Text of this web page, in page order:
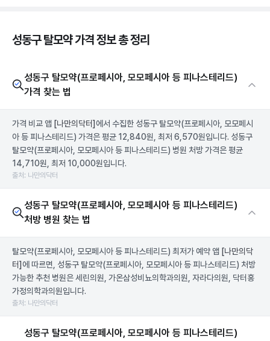
성동구 탈모약 가격 정보 총 정리
성동구 탈모약(프로페시아, 모모페시아 등 피나스테리드)
가격 찾는 법
가격 비교 앱 [나만의닥터] 에서 수집한 성동구 탈모약(프로페시아, 모모페시
아 등 피나스테리드) 가격은 평균 12,840원, 최저 6,570원입니다. 성동구
탈모약(프로페시아, 모모페시아 등 피나스테리드) 병원 처방 가격은 평균
14,710원, 최저 10,000원입니다.
출처: 나만의닥터
성동구 탈모약(프로페시아, 모모페시아 등 피나스테리드)
처방 병원 찾는 법
탈모약(프로페시아, 모모페시아 등 피나스테리드) 최저가 예약 앱 [나만의닥
터] 에 따르면, 성동구 탈모약(프로페시아, 모모페시아 등 피나스테리드) 처방
가능한 추천 병원은 세린의원, 가온삼성비뇨의학과의원, 자라다의원, 닥터홍
가정의학과의원입니다.
출처: 나만의닥터
성동구 탈모약(프로페시아, 모모페시아 등 피나스테리드)